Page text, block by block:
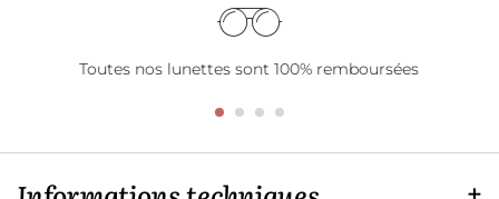
Toutes nos lunettes sont 100% remboursées